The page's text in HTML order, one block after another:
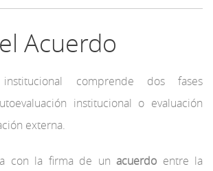
Acuerdo
comprende dos fases
institucional o evaluación
externa.
con la firma de unacuerdo entre la